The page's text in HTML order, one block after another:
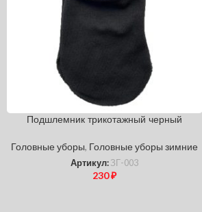
Подшлемник трикотажный черный
Головные уборы, Головные уборы зимние
Артикул: ЗГ-003
230₽